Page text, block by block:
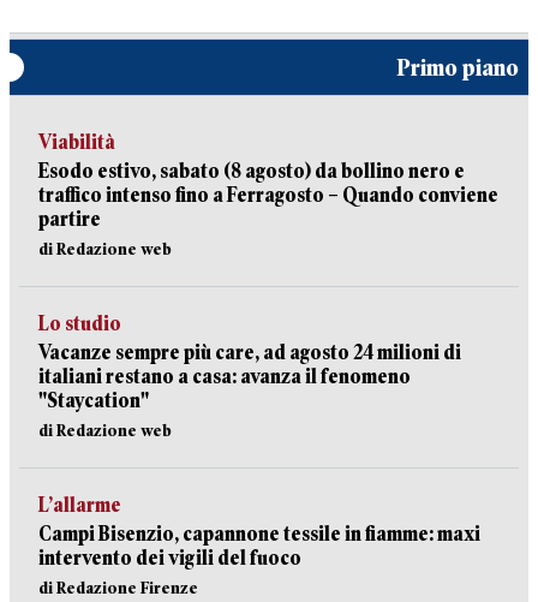
Primo piano
Viabilità
Esodo estivo, sabato (8 agosto) da bollino nero e
traffico intenso fino a Ferragosto – Quando conviene
partire
di Redazione web
Lo studio
Vacanze sempre più care, ad agosto 24 milioni di
italiani restano a casa: avanza il fenomeno
"Staycation"
di Redazione web
L’allarme
Campi Bisenzio, capannone tessile in fiamme: maxi
intervento dei vigili del fuoco
di Redazione Firenze